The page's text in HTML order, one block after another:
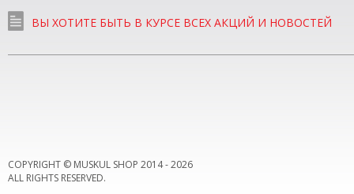
ВЫ ХОТИТЕ БЫТЬ В КУРСЕ ВСЕХ АКЦИЙ И НОВОСТЕЙ
COPYRIGHT © MUSKUL SHOP 2014 -2026
ALL RIGHTS RESERVED.